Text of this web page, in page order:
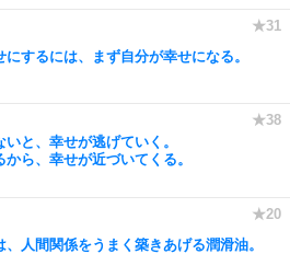
にするには、まず自分が幸せになる。
いと、幸せが逃げていく。
から、幸せが近づいてくる。
、人間関係をうまく築きあげる潤滑油。